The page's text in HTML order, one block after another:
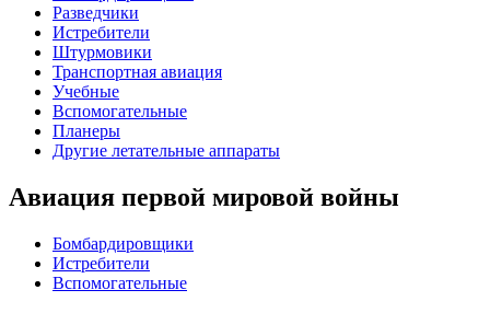
Разведчики
Истребители
Штурмовики
Транспортная авиация
Учебные
Вспомогательные
Планеры
Другие летательные аппараты
Авиация первой мировой войны
Бомбардировщики
Истребители
Вспомогательные